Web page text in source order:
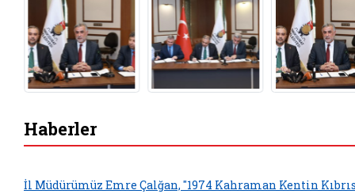
Haberler
İl Müdürümüz Emre Çalğan, "1974 Kahraman Kentin